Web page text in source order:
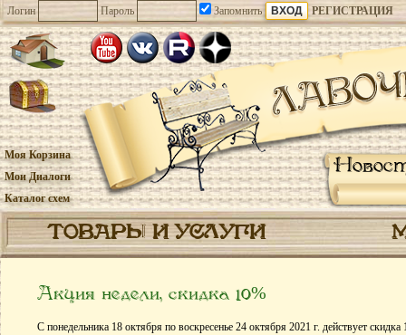
Логин Пароль Запомнить РЕГИСТРАЦИЯ
Моя Корзина
Мои Диалоги
Каталог схем
ТОВАРЫ И УСЛУГИ
Акция недели, скидка 10%
С понедельника 18 октября по воскресенье 24 октября 2021 г. действует